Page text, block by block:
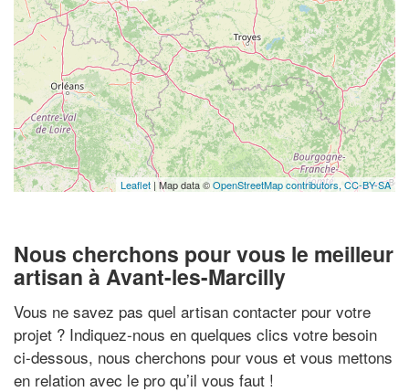
Leaflet | Map data ©OpenStreetMap contributors, CC-BY-SA
Nous cherchons pour vous le meilleur
artisan à Avant-les-Marcilly
Vous ne savez pas quel artisan contacter pour votre
projet ? Indiquez-nous en quelques clics votre besoin
ci-dessous, nous cherchons pour vous et vous mettons
en relation avec le pro qu’il vous faut !